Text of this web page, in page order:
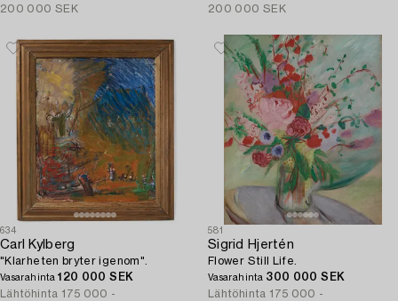
200 000 SEK
200 000 SEK
634
Carl Kylberg
"Klarheten bryter igenom".
Vasarahinta120 000 SEK
Lähtöhinta 175 000 -
581
Sigrid Hjertén
Flower Still Life.
Vasarahinta 300 000 SEK
Lähtöhinta 175 000 -